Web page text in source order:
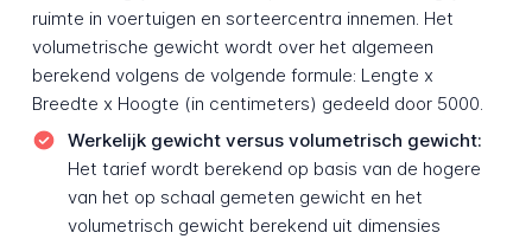
ruimte in voertuigen en sorteercentra innemen. Het
volumetrische gewicht wordt over het algemeen
berekend volgens de volgende formule: Lengte x
Breedte x Hoogte (in centimeters) gedeeld door 5000.
Werkelijk gewicht versus volumetrisch gewicht:
Het tarief wordt berekend op basis van de hogere
van het op schaal gemeten gewicht en het
volumetrisch gewicht berekend uit dimensies